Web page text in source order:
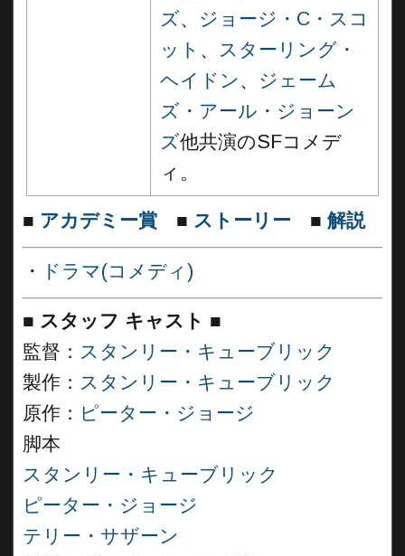
ズ、 ジョージ・C・スコ
ット 、 スターリング・
ヘイドン 、 ジェーム
ズ・アール・ジョーン
ズ他共演のSFコメデ
ィ。
■ アカデミー賞 ■ ストーリー ■ 解説
・ ドラマ(コメディ)
■ スタッフ キャスト ■
監督： スタンリー・キューブリック
製作： スタンリー・キューブリック
原作： ピーター・ジョージ
脚本
スタンリー・キューブリック
ピーター・ジョージ
テリー・サザーン